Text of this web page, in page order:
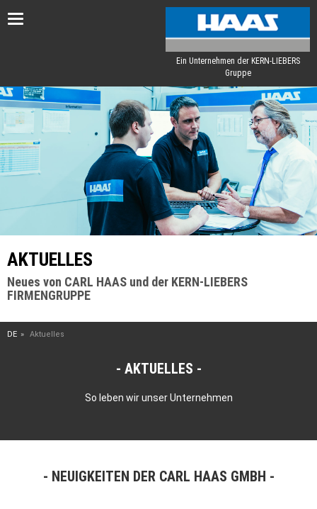
Toggle
Ein Unternehmen der KERN-LIEBERS
Gruppe
AKTUELLES
Neues von CARL HAAS und der KERN-LIEBERS
FIRMENGRUPPE
DE Aktuelles
AKTUELLES
So leben wir unser Unternehmen
NEUIGKEITEN DER CARL HAAS GMBH